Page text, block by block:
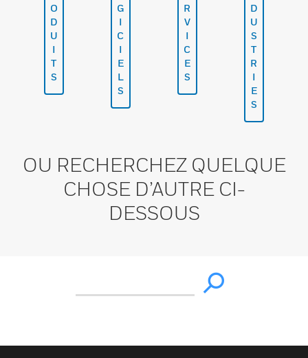
O
D
U
I
T
S
G
I
C
I
E
L
S
R
V
I
C
E
S
D
U
S
T
R
I
E
S
OU RECHERCHEZ QUELQUE
CHOSE D’AUTRE CI-
DESSOUS